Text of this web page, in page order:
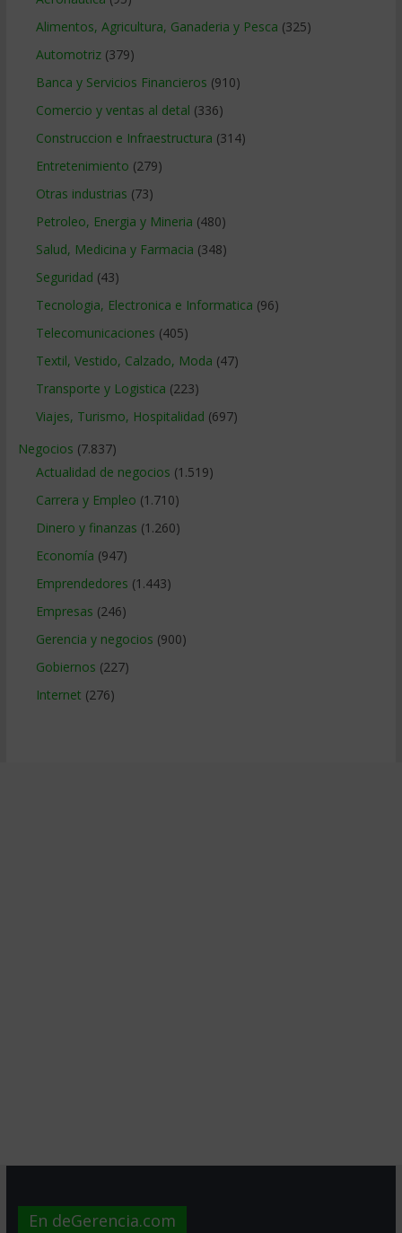
Alimentos, Agricultura, Ganaderia y Pesca (325)
Automotriz(379)
Banca y Servicios Financieros (910)
Comercio y ventas al detal (336)
Construccion e Infraestructura (314)
Entretenimiento (279)
Otras industrias (73)
Petroleo, Energia y Mineria (480)
Salud, Medicina y Farmacia (348)
Seguridad (43)
Tecnologia, Electronica e Informatica (96)
Telecomunicaciones (405)
Textil, Vestido, Calzado, Moda (47)
Transporte y Logistica (223)
Viajes, Turismo, Hospitalidad (697)
Negocios (7.837)
Actualidad de negocios (1.519)
Carrera y Empleo (1.710)
Dinero y finanzas (1.260)
Economía (947)
Emprendedores (1.443)
Empresas (246)
Gerencia y negocios (900)
Gobiernos (227)
Internet (276)
En deGerencia.com